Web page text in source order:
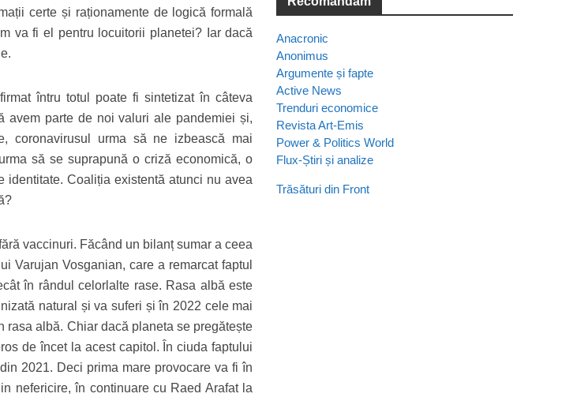
certe și raționamente de logică formală
va fi el pentru locuitorii planetei? Iar dacă
întru totul poate fi sintetizat în câteva
avem parte de noi valuri ale pandemiei și,
coronavirusul urma să ne izbească mai
să se suprapună o criză economică, o
Coaliția existentă atunci nu avea
vaccinuri. Făcând un bilanț sumar a ceea
Varujan Vosganian, care a remarcat faptul
în rândul celorlalte rase. Rasa albă este
natural și va suferi și în 2022 cele mai
rasa albă. Chiar dacă planeta se pregătește
de încet la acest capitol. În ciuda faptului
2021. Deci prima mare provocare va fi în
nefericire, în continuare cu Raed Arafat la
Anacronic
Anonimus
Argumente și fapte
Active News
Trenduri economice
Revista Art-Emis
Power & Politics World
Flux-Știri și analize
Trăsături din Front